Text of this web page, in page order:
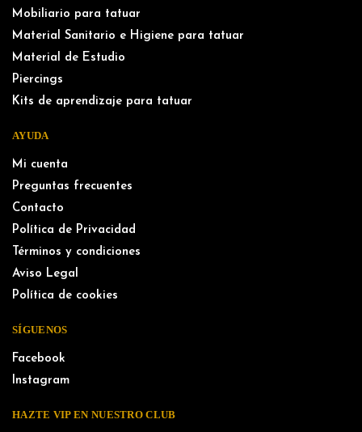
Mobiliario para tatuar
Material Sanitario e Higiene para tatuar
Material de Estudio
Piercings
Kits de aprendizaje para tatuar
AYUDA
Mi cuenta
Preguntas frecuentes
Contacto
Política de Privacidad
Términos y condiciones
Aviso Legal
Política de cookies
SÍGUENOS
Facebook
Instagram
HAZTE VIP EN NUESTRO CLUB